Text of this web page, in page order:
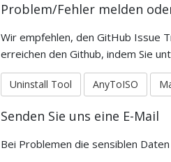
Problem/Fehler melden
Wir empfehlen, den GitHub Issue
erreichen den Github, indem Sie
Uninstall Tool AnyToISO
Senden Sie uns eine E-Mail
Bei Problemen die sensiblen